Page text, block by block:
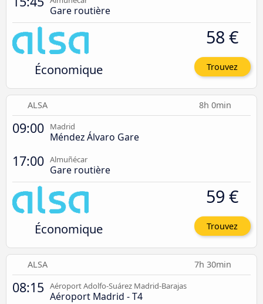
Gare routière
Économique
58 €
Trouvez
ALSA 8h 0min
09:00 Madrid
Méndez Álvaro Gare
17:00 Almuñécar
Gare routière
Économique
59 €
Trouvez
ALSA 7h 30min
08:15 Aéroport Adolfo-Suárez Madrid-Barajas
Aéroport Madrid - T4